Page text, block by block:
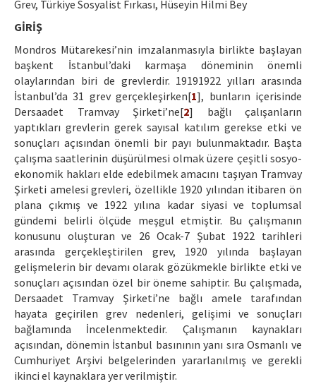
Yazar Rehberi
Hakem Rehberi
İletişim
Grev, Türkiye Sosyalist Fırkası, Hüseyin Hilmi Bey
GİRİŞ
Mondros Mütarekesi’nin imzalanmasıyla birlikte başlayan
başkent İstanbul’daki karmaşa döneminin önemli
olaylarından biri de grevlerdir. 19191922 yılları arasında
İstanbul’da 31 grev gerçekleşirken[1], bunların içerisinde
Dersaadet Tramvay Şirketi’ne[2] bağlı çalışanların
yaptıkları grevlerin gerek sayısal katılım gerekse etki ve
sonuçları açısından önemli bir payı bulunmaktadır. Başta
çalışma saatlerinin düşürülmesi olmak üzere çeşitli sosyo-
ekonomik hakları elde edebilmek amacını taşıyan Tramvay
Şirketi amelesi grevleri, özellikle 1920 yılından itibaren ön
plana çıkmış ve 1922 yılına kadar siyasi ve toplumsal
gündemi belirli ölçüde meşgul etmiştir. Bu çalışmanın
konusunu oluşturan ve 26 Ocak-7 Şubat 1922 tarihleri
arasında gerçekleştirilen grev, 1920 yılında başlayan
gelişmelerin bir devamı olarak gözükmekle birlikte etki ve
sonuçları açısından özel bir öneme sahiptir. Bu çalışmada,
Dersaadet Tramvay Şirketi’ne bağlı amele tarafından
hayata geçirilen grev nedenleri, gelişimi ve sonuçları
bağlamında İncelenmektedir. Çalışmanın kaynakları
açısından, dönemin İstanbul basınının yanı sıra Osmanlı ve
Cumhuriyet Arşivi belgelerinden yararlanılmış ve gerekli
ikinci el kaynaklara yer verilmiştir.